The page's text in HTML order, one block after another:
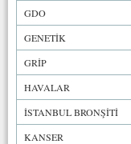
GDO
GENETİK
GRİP
HAVALAR
İSTANBUL BRONŞİTİ
KANSER